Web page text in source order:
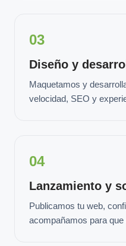
03
Diseño y
Maquetamos y
velocidad, SEO y
04
Lanzamiento y
Publicamos tu web,
acompañamos para